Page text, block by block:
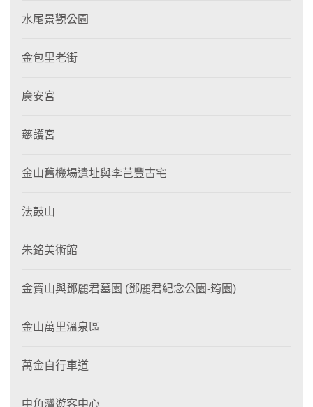
水尾景觀公園
金包里老街
廣安宮
慈護宮
金山舊機場遺址與李芑豐古宅
法鼓山
朱銘美術館
金寶山與鄧麗君墓園 (鄧麗君紀念公園-筠園)
金山萬里溫泉區
萬金自行車道
中角灣遊客中心